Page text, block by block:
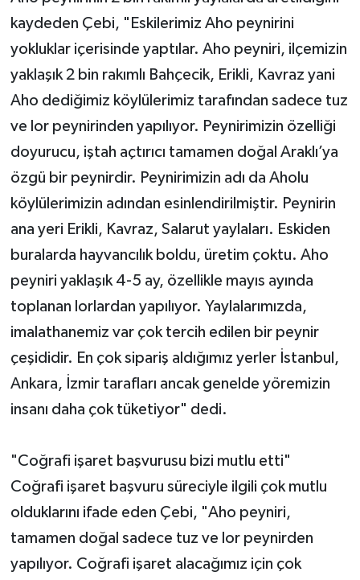
kaydeden Çebi, "Eskilerimiz Aho peynirini
yokluklar içerisinde yaptılar. Aho peyniri, ilçemizin
yaklaşık 2 bin rakımlı Bahçecik, Erikli, Kavraz yani
Aho dediğimiz köylülerimiz tarafından sadece tuz
ve lor peynirinden yapılıyor. Peynirimizin özelliği
doyurucu, iştah açtırıcı tamamen doğal Araklı’ya
özgü bir peynirdir. Peynirimizin adı da Aholu
köylülerimizin adından esinlendirilmiştir. Peynirin
ana yeri Erikli, Kavraz, Salarut yaylaları. Eskiden
buralarda hayvancılık boldu, üretim çoktu. Aho
peyniri yaklaşık 4-5 ay, özellikle mayıs ayında
toplanan lorlardan yapılıyor. Yaylalarımızda,
imalathanemiz var çok tercih edilen bir peynir
çeşididir. En çok sipariş aldığımız yerler İstanbul,
Ankara, İzmir tarafları ancak genelde yöremizin
insanı daha çok tüketiyor" dedi.
"Coğrafi işaret başvurusu bizi mutlu etti"
Coğrafi işaret başvuru süreciyle ilgili çok mutlu
olduklarını ifade eden Çebi, "Aho peyniri,
tamamen doğal sadece tuz ve lor peynirden
yapılıyor. Coğrafi işaret alacağımız için çok